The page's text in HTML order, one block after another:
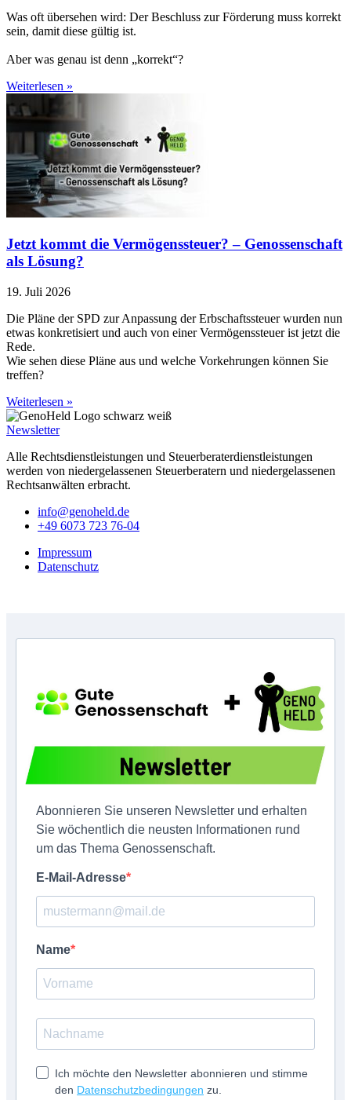
Was oft übersehen wird: Der Beschluss zur Förderung muss korrekt
sein, damit diese gültig ist.
Aber was genau ist denn „korrekt“?
Weiterlesen »
Jetzt kommt die Vermögenssteuer? – Genossenschaft
als Lösung?
19. Juli 2026
Die Pläne der SPD zur Anpassung der Erbschaftssteuer wurden nun
etwas konkretisiert und auch von einer Vermögenssteuer ist jetzt die
Rede.
Wie sehen diese Pläne aus und welche Vorkehrungen können Sie
treffen?
Weiterlesen »
Newsletter
Alle Rechtsdienstleistungen und Steuerberaterdienstleistungen
werden von niedergelassenen Steuerberatern und niedergelassenen
Rechtsanwälten erbracht.
info@genoheld.de
+49 6073 723 76-04
Impressum
Datenschutz
Abonnieren Sie unseren Newsletter und erhalten
Sie wöchentlich die neusten Informationen rund
um das Thema Genossenschaft.
E-Mail-Adresse
Name
Ich möchte den Newsletter abonnieren und stimme
den Datenschutzbedingungen zu.